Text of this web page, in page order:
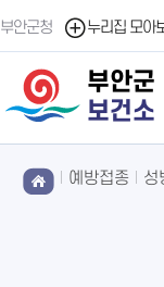
부안군청 누리집 모아
부안군
보건소
예방접종 성